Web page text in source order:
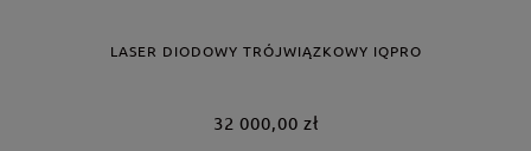
LASER DIODOWY TRÓJWIĄZKOWY IQPRO
32 000,00 zł